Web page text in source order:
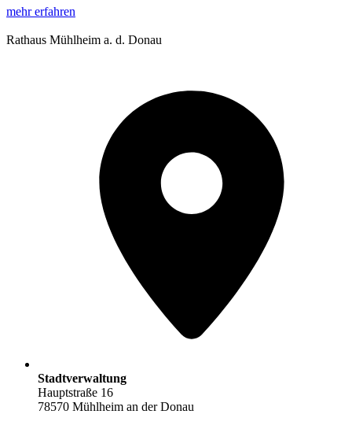
mehr erfahren
Rathaus Mühlheim a. d. Donau
Stadtverwaltung
Hauptstraße 16
78570 Mühlheim an der Donau